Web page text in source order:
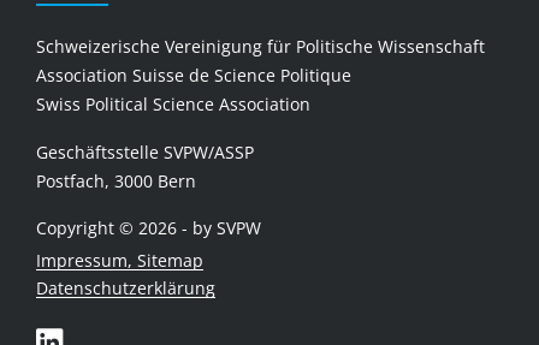
Schweizerische Vereinigung für Politische Wissenschaft
Association Suisse de Science Politique
Swiss Political Science Association
Geschäftsstelle SVPW/ASSP
Postfach, 3000 Bern
Copyright © 2026 - by SVPW
Impressum, Sitemap
Datenschutzerklärung